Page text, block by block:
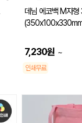
데님 에코백 M자
7,230원 ~
인쇄무료